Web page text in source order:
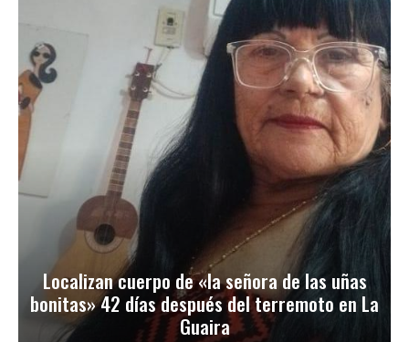
Localizan cuerpo de «la señora de las uñas
bonitas» 42 días después del terremoto en La
Guaira